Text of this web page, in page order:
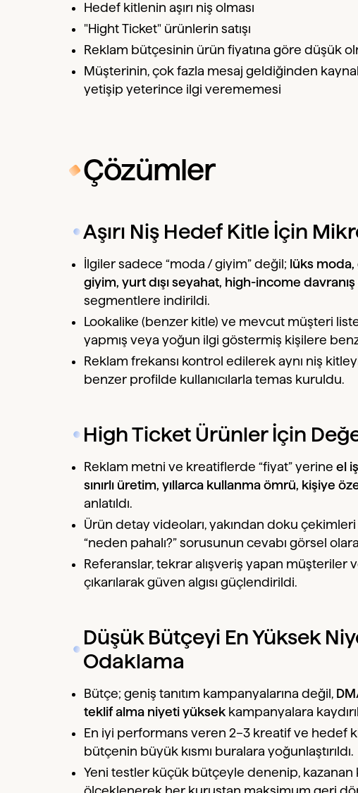
Hedef kitlenin aşırı niş olması
"Hight Ticket" ürünlerin satışı
Reklam bütçesinin ürün fiyatına göre düşük
Müşterinin, çok fazla mesaj geldiğinden
yetişip yeterince ilgi verememesi
Çözümler
Aşırı Niş Hedef Kitle İçin
İlgiler sadece “moda / giyim” değil; lüks
giyim, yurt dışı seyahat, high-income
segmentlere indirildi.
Lookalike (benzer kitle) ve mevcut müşteri
yapmış veya yoğun ilgi göstermiş kişilere
Reklam frekansı kontrol edilerek aynı niş
benzer profilde kullanıcılarla temas kuruldu.
High Ticket Ürünler İçin
Reklam metni ve kreatiflerde “fiyat” yerineel
sınırlı üretim, yıllarca kullanma ömrü, kişiye
anlatıldı.
Ürün detay videoları, yakından doku
“neden pahalı?” sorusunun cevabı görsel
Referanslar, tekrar alışveriş yapan müşteriler
çıkarılarak güven algısı güçlendirildi.
Düşük Bütçeyi En Yüksek
Odaklama
Bütçe; geniş tanıtım kampanyalarına değil,
teklif alma niyeti yüksek kampanyalara
En iyi performans veren 2–3 kreatif ve hedef
bütçenin büyük kısmı buralara yoğunlaştırıldı.
Yeni testler küçük bütçeyle denenip, kazanan